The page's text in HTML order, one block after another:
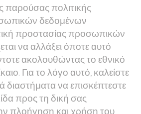
πολιτικής
δεδομένων
προστασίας προσωπικών
να αλλάξει όποτε αυτό
ακολουθώντας το εθνικό
Για το λόγο αυτό, καλείστε
διαστήματα να επισκέπτεστε
προς τη δική σας
πλοήγηση και χρήση του